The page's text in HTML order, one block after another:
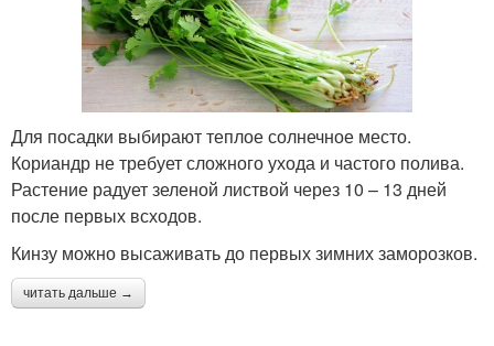
Для посадки выбирают теплое солнечное место.
Кориандр не требует сложного ухода и частого полива.
Растение радует зеленой листвой через 10 – 13 дней
после первых всходов.
Кинзу можно высаживать до первых зимних заморозков.
читать дальше →